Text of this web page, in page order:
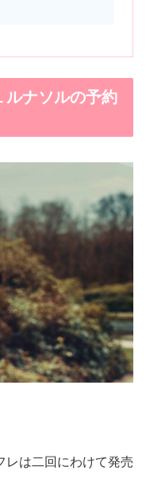
ルナソルの予約
レは二回にわけて発売